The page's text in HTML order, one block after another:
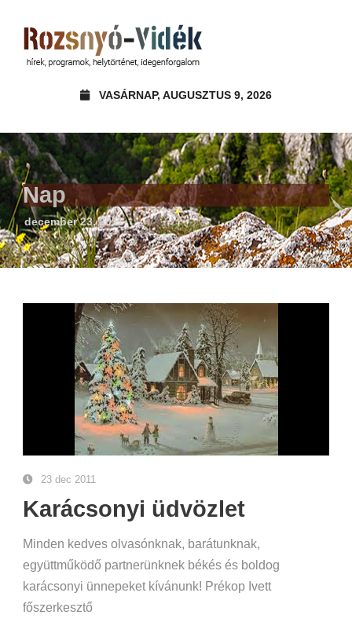
VASÁRNAP, AUGUSZTUS 9, 2026
Nap
december 23, 2011
23 dec 2011
Karácsonyi üdvözlet
Minden kedves olvasónknak, barátunknak,
együttműködő partnerünknek békés és boldog
karácsonyi ünnepeket kívánunk! Prékop Ivett
főszerkesztő